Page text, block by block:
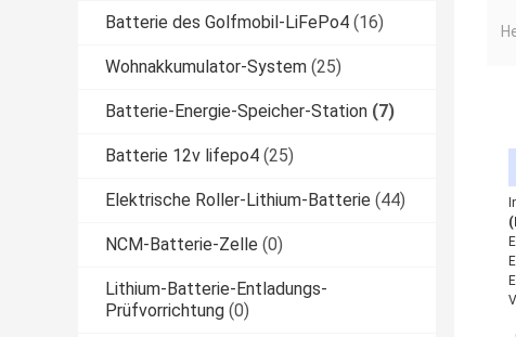
Batterie des Golfmobil-LiFePo4 (16)
Wohnakkumulator-System (25)
Batterie-Energie-Speicher-Station (7)
Batterie 12v lifepo4 (25)
Elektrische Roller-Lithium-Batterie (44)
NCM-Batterie-Zelle (0)
Lithium-Batterie-Entladungs-
Prüfvorrichtung (0)